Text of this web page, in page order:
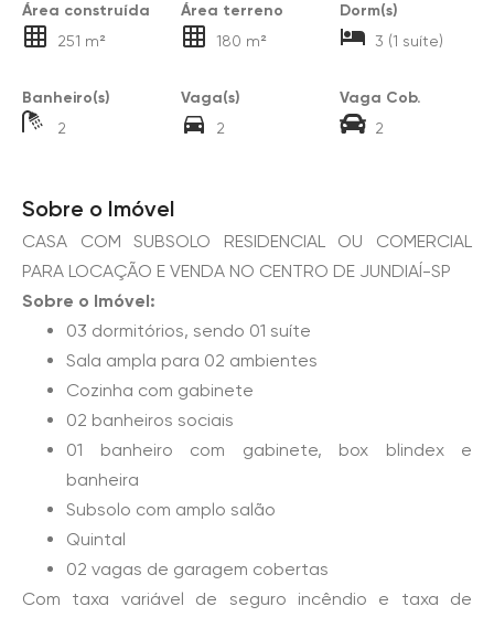
Área construída
251 m²
Área terreno
180 m²
Dorm(s)
3 (1 suíte)
Banheiro(s)
2
Vaga(s)
2
Vaga Cob.
2
Sobre o Imóvel
CASA COM SUBSOLO RESIDENCIAL OU COMERCIAL
PARA LOCAÇÃO E VENDA NO CENTRO DE JUNDIAÍ-SP
Sobre o Imóvel:
03 dormitórios, sendo 01 suíte
Sala ampla para 02 ambientes
Cozinha com gabinete
02 banheiros sociais
01 banheiro com gabinete, box blindex e
banheira
Subsolo com amplo salão
Quintal
02 vagas de garagem cobertas
Com taxa variável de seguro incêndio e taxa de